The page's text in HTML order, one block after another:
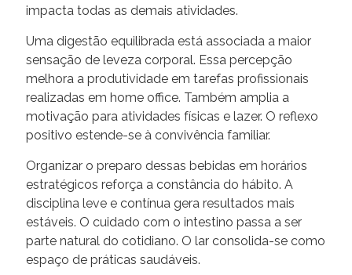
impacta todas as demais atividades.
Uma digestão equilibrada está associada a maior
sensação de leveza corporal. Essa percepção
melhora a produtividade em tarefas profissionais
realizadas em home office. Também amplia a
motivação para atividades físicas e lazer. O reflexo
positivo estende-se à convivência familiar.
Organizar o preparo dessas bebidas em horários
estratégicos reforça a constância do hábito. A
disciplina leve e contínua gera resultados mais
estáveis. O cuidado com o intestino passa a ser
parte natural do cotidiano. O lar consolida-se como
espaço de práticas saudáveis.